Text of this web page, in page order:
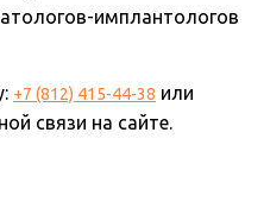
имплантологов
+7 (812) 415-44-38 или
связи на сайте.